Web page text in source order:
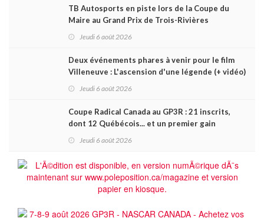
TB Autosports en piste lors de la Coupe du
Maire au Grand Prix de Trois-Rivières
Jeudi 6 août 2026
Deux événements phares à venir pour le film
Villeneuve : L'ascension d'une légende (+ vidéo)
Jeudi 6 août 2026
Coupe Radical Canada au GP3R : 21 inscrits,
dont 12 Québécois... et un premier gain
Jeudi 6 août 2026